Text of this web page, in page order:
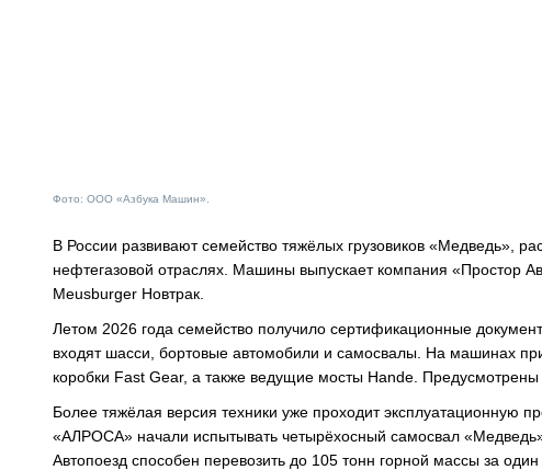
Фото: ООО «Азбука Машин».
В России развивают семейство тяжёлых грузовиков «Медведь»,
нефтегазовой отраслях. Машины выпускает компания «Простор
Meusburger Новтрак.
Летом 2026 года семейство получило сертификационные
входят шасси, бортовые автомобили и самосвалы. На машинах
коробки Fast Gear, а также ведущие мосты Hande. Предусмотрены
Более тяжёлая версия техники уже проходит эксплуатационную
«АЛРОСА» начали испытывать четырёхосный самосвал
Автопоезд способен перевозить до 105 тонн горной массы за один